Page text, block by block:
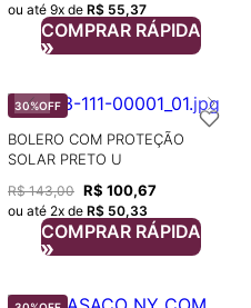
ou até 9x de R$ 55,37
COMPRAR RÁPIDA
30%OFF
BOLERO COM PROTEÇÃO
SOLAR PRETO U
R$ 143,00 R$ 100,67
ou até 2x de R$ 50,33
COMPRAR RÁPIDA